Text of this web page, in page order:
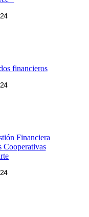
financieros
Financiera
Cooperativas